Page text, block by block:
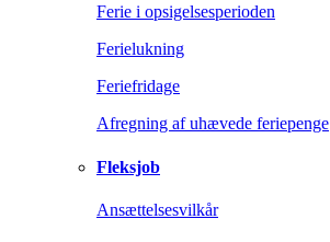
Ferie i opsigelsesperioden
Ferielukning
Feriefridage
Afregning af uhævede feriepenge
Fleksjob
Ansættelsesvilkår